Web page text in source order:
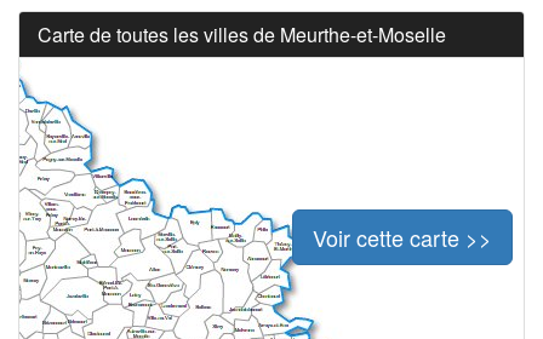
Carte de toutes les villes de Meurthe-et-Moselle
Voir cette carte >>